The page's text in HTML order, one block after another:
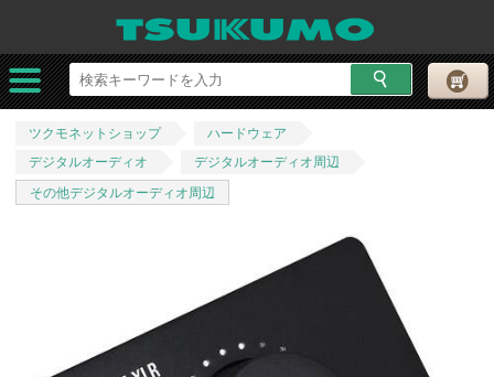
ツクモネットショップ
ハードウェア
デジタルオーディオ
デジタルオーディオ周辺
その他デジタルオーディオ周辺